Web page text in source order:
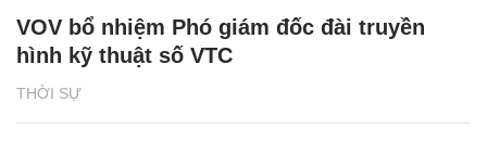
THỜI SỰ
VOV bổ nhiệm Phó giám đốc đài truyền
hình kỹ thuật số VTC